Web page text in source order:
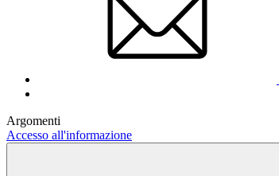
Argomenti
Accesso all'informazione